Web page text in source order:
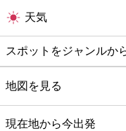
天気
スポットをジャンルか
グルメ
映画
地図を見る
現在地から今出発